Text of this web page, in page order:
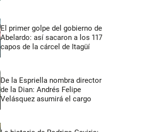
El primer golpe del gobierno de
Abelardo: así sacaron a los 117
capos de la cárcel de Itagüí
De la Espriella nombra director
de la Dian: Andrés Felipe
Velásquez asumirá el cargo